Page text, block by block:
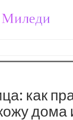
как
дома